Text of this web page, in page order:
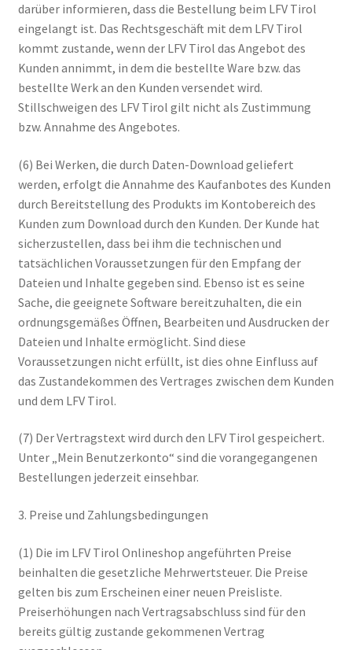
darüber informieren, dass die Bestellung beim LFV Tirol
eingelangt ist. Das Rechtsgeschäft mit dem LFV Tirol
kommt zustande, wenn der LFV Tirol das Angebot des
Kunden annimmt, in dem die bestellte Ware bzw. das
bestellte Werk an den Kunden versendet wird.
Stillschweigen des LFV Tirol gilt nicht als Zustimmung
bzw. Annahme des Angebotes.
(6) Bei Werken, die durch Daten-Download geliefert
werden, erfolgt die Annahme des Kaufanbotes des Kunden
durch Bereitstellung des Produkts im Kontobereich des
Kunden zum Download durch den Kunden. Der Kunde hat
sicherzustellen, dass bei ihm die technischen und
tatsächlichen Voraussetzungen für den Empfang der
Dateien und Inhalte gegeben sind. Ebenso ist es seine
Sache, die geeignete Software bereitzuhalten, die ein
ordnungsgemäßes Öffnen, Bearbeiten und Ausdrucken der
Dateien und Inhalte ermöglicht. Sind diese
Voraussetzungen nicht erfüllt, ist dies ohne Einfluss auf
das Zustandekommen des Vertrages zwischen dem Kunden
und dem LFV Tirol.
(7) Der Vertragstext wird durch den LFV Tirol gespeichert.
Unter „Mein Benutzerkonto“ sind die vorangegangenen
Bestellungen jederzeit einsehbar.
3. Preise und Zahlungsbedingungen
(1) Die im LFV Tirol Onlineshop angeführten Preise
beinhalten die gesetzliche Mehrwertsteuer. Die Preise
gelten bis zum Erscheinen einer neuen Preisliste.
Preiserhöhungen nach Vertragsabschluss sind für den
bereits gültig zustande gekommenen Vertrag